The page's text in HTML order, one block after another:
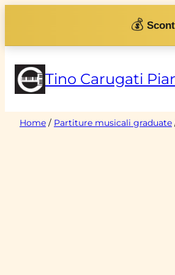
contenuto
💰
Tino Carugati
Home / Partiture musicali graduate